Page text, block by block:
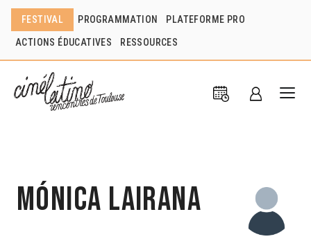
FESTIVAL PROGRAMMATION PLATEFORME PRO
ACTIONS ÉDUCATIVES RESSOURCES
Mónica Lairana